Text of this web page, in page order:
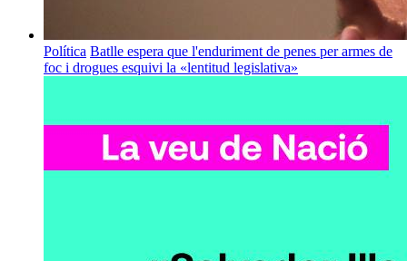
Política Batlle espera que l'enduriment de penes per armes de
foc i drogues esquivi la «lentitud legislativa»